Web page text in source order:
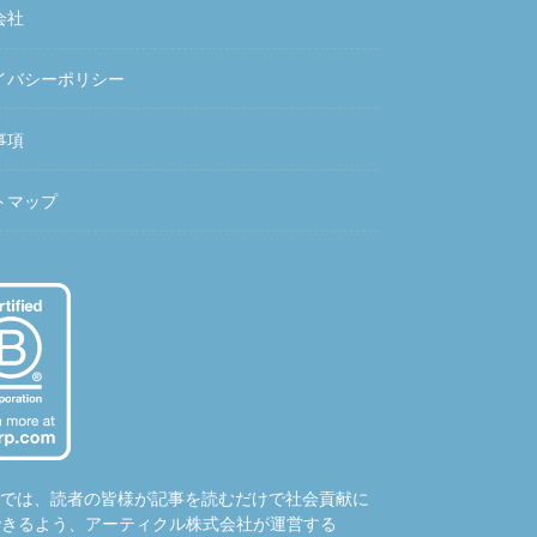
社
バシーポリシー
項
マップ
は、読者の皆様が記事を読むだけで社会貢献に
るよう、アーティクル株式会社が運営する